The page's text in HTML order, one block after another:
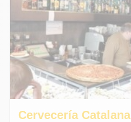
Cervecería Catalana